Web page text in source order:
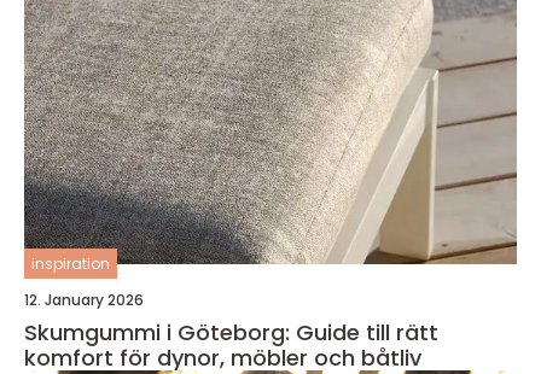
inspiration
12. January 2026
Skumgummi i Göteborg: Guide till rätt
komfort för dynor, möbler och båtliv